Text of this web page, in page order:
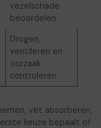
vezelschade
beoordelen
Drogen,
ventileren en
oorzaak
controleren
vet absorberen,
keuze bepaalt of